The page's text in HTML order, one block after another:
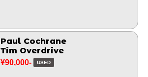
Paul Cochrane
Tim Overdrive
¥90,000- USED